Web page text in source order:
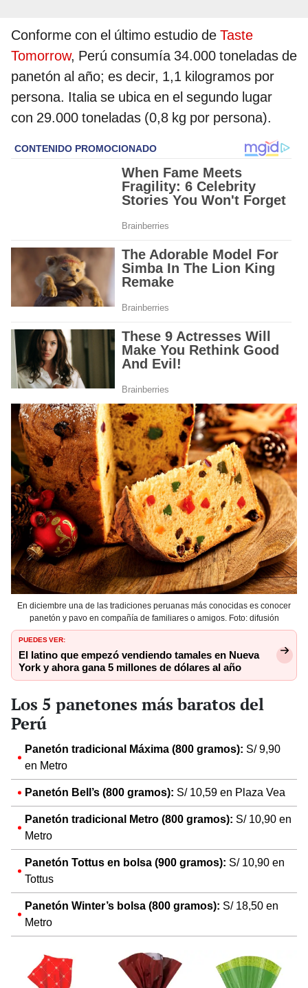
Conforme con el último estudio de Taste
Tomorrow, Perú consumía 34.000 toneladas de
panetón al año; es decir, 1,1 kilogramos por
persona. Italia se ubica en el segundo lugar
con 29.000 toneladas (0,8 kg por persona).
En diciembre una de las tradiciones peruanas más conocidas es conocer
panetón y pavo en compañía de familiares o amigos. Foto: difusión
PUEDES VER:
El latino que empezó vendiendo tamales en Nueva
York y ahora gana 5 millones de dólares al año
Los 5 panetones más baratos del
Perú
Panetón tradicional Máxima (800 gramos): S/ 9,90
en Metro
Panetón Bell’s (800 gramos): S/ 10,59 en Plaza Vea
Panetón tradicional Metro (800 gramos): S/ 10,90 en
Metro
Panetón Tottus en bolsa (900 gramos): S/ 10,90 en
Tottus
Panetón Winter’s bolsa (800 gramos): S/ 18,50 en
Metro